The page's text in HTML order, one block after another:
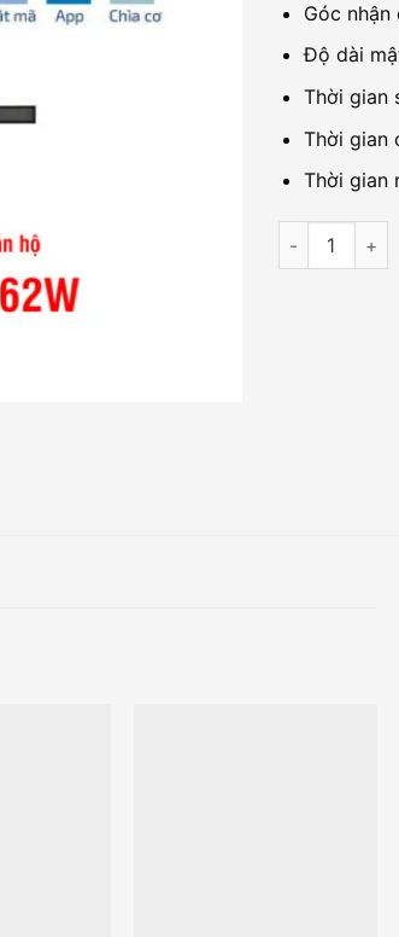
Góc
Độ dài
Thời gian
Thời gian
Thời gian
Khóa cửa